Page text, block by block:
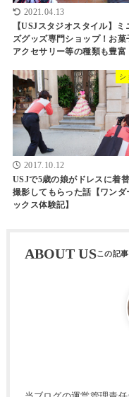
2021.04.13
【USJスタジオスタイル】ミ
ズグッズ専門ショップ！お菓
アクセサリー等の種類も豊富
シ
2017.10.12
USJで5歳の娘がドレスに着
撮影してもらった話【ワンダ
ックス体験記】
ABOUT US